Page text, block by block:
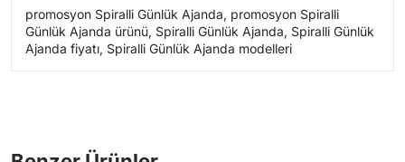
promosyon Spiralli Günlük Ajanda, promosyon Spiralli
Günlük Ajanda ürünü, Spiralli Günlük Ajanda, Spiralli Günlük
Ajanda fiyatı, Spiralli Günlük Ajanda modelleri